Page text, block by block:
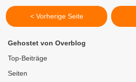
< Vorherige Seite
Gehostet von Overblog
Top-Beiträge
Seiten